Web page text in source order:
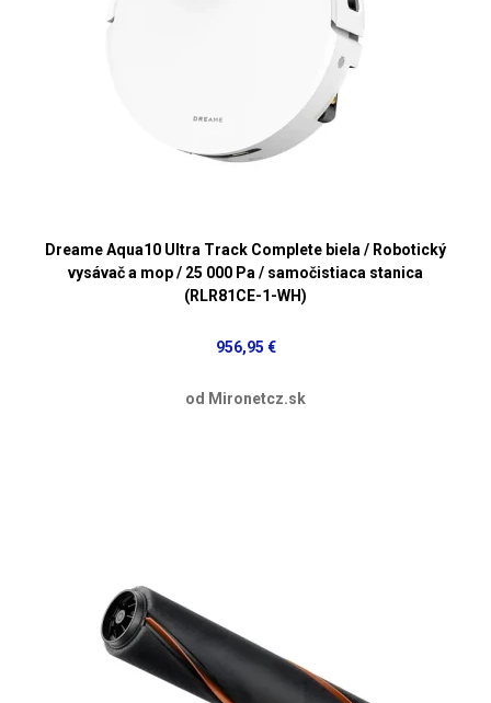
Dreame Aqua10 Ultra Track Complete biela / Robotický
vysávač a mop / 25 000 Pa / samočistiaca stanica
(RLR81CE-1-WH)
956,95 €
od Mironetcz.sk